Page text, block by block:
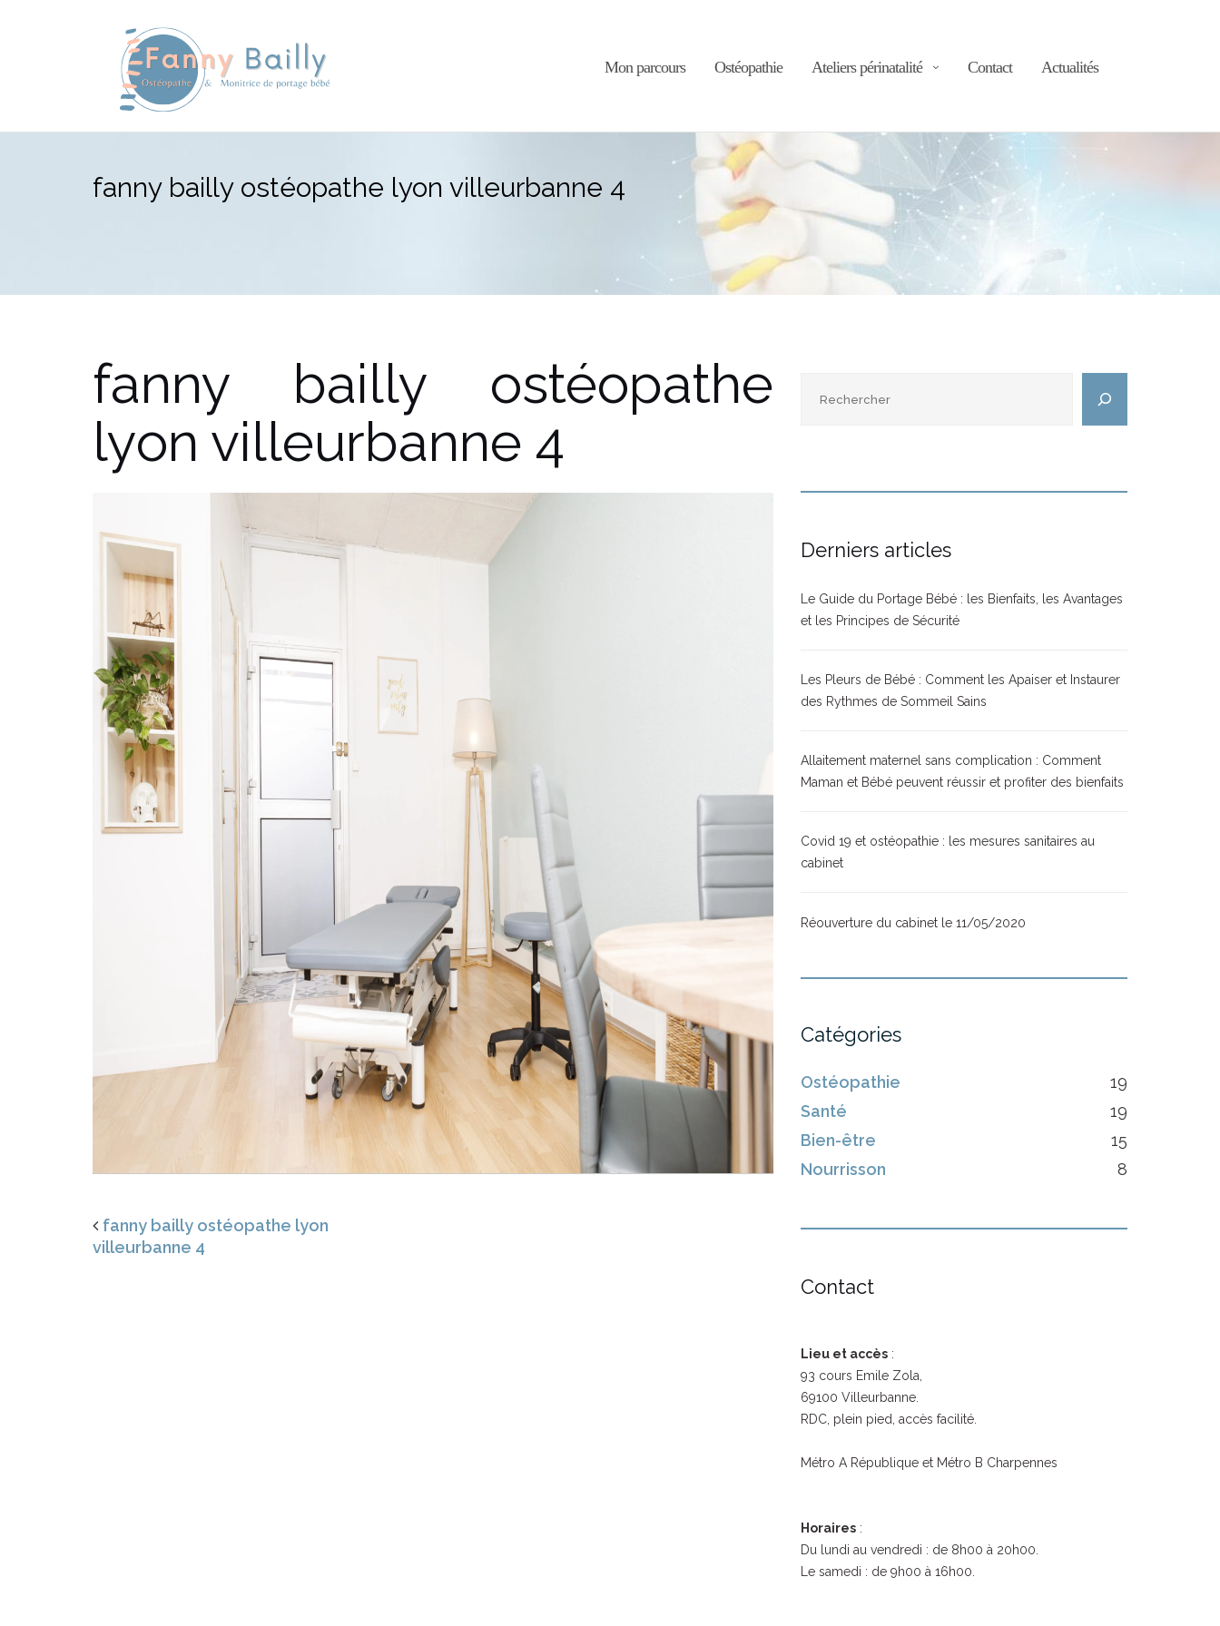
Mon parcours Ostéopathie Ateliers périnatalité Contact Actualités
fanny bailly ostéopathe lyon villeurbanne 4
fanny bailly ostéopathe
lyon villeurbanne 4
fanny bailly ostéopathe lyon
villeurbanne 4
Derniers articles
Le Guide du Portage Bébé : les Bienfaits, les Avantages
et les Principes de Sécurité
Les Pleurs de Bébé : Comment les Apaiser et Instaurer
des Rythmes de Sommeil Sains
Allaitement maternel sans complication : Comment
Maman et Bébé peuvent réussir et profiter des bienfaits
Covid 19 et ostéopathie : les mesures sanitaires au
cabinet
Réouverture du cabinet le 11/05/2020
Catégories
Ostéopathie
19
Santé
19
Bien-être
15
Nourrisson
8
Contact
Lieu et accès :
93 cours Emile Zola,
69100 Villeurbanne.
RDC, plein pied, accès facilité.
Métro A République et Métro B Charpennes
Horaires :
Du lundi au vendredi : de 8h00 à 20h00.
Le samedi : de 9h00 à 16h00.